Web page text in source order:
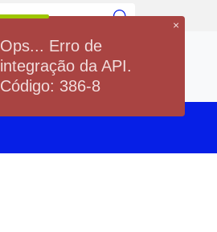
Previsão do Tempo
Hoje
Min22°Max31°
Sexta
Min 21°
×
Ops... Erro de
integração da API.
Código: 386-8